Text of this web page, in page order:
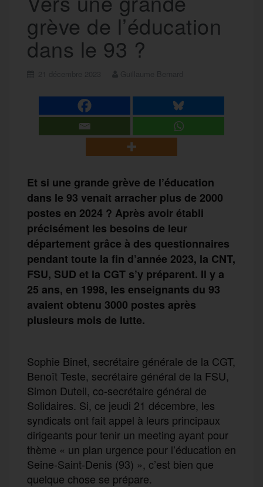
grève de l’éducation
dans le 93 ?
Et si une grande grève de l’éducation
dans le 93 venait arracher plus de 2000
postes en 2024 ? Après avoir établi
précisément les besoins de leur
département grâce à des questionnaires
pendant toute la fin d’année 2023, la CNT,
FSU, SUD et la CGT s’y préparent. Il y a
25 ans, en 1998, les enseignants du 93
avaient obtenu 3000 postes après
plusieurs mois de lutte.
Sophie Binet, secrétaire générale de la CGT,
Benoît Teste, secrétaire général de la FSU,
Simon Duteil, co-secrétaire général de
Solidaires. Si, ce jeudi 21 décembre, les
syndicats ont fait appel à leurs principaux
dirigeants pour tenir un meeting ayant pour
thème « un plan urgence pour l’éducation en
Seine-Saint-Denis (93) », c’est bien que
quelque chose se prépare.